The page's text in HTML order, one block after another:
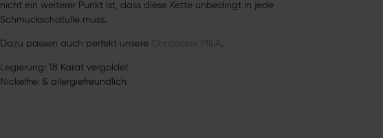
nicht ein weiterer Punkt ist, dass diese Kette unbedingt in jede
Schmuckschatulle muss.
Dazu passen auch perfekt unsere Ohrstecker MILA.
Legierung: 18 Karat vergoldet
Nickelfrei & allergiefreundlich